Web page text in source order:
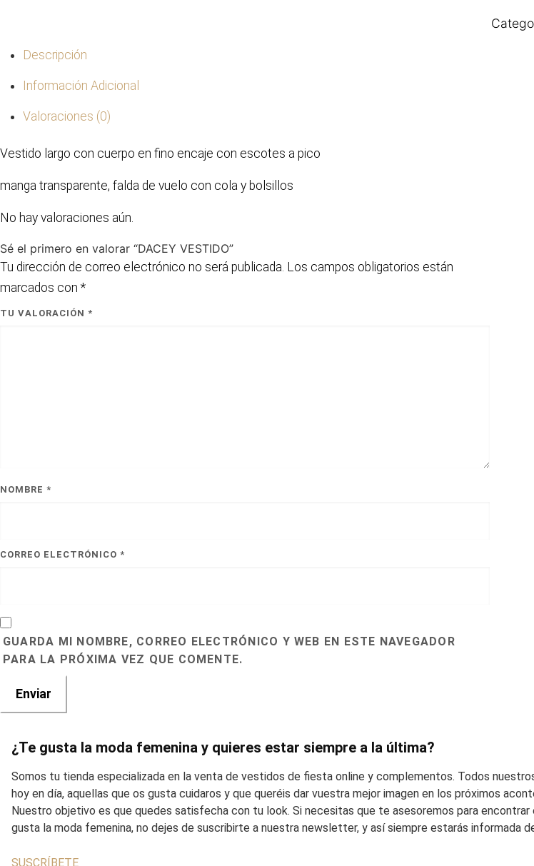
Descripción
Información Adicional
Valoraciones (0)
Vestido largo con cuerpo en fino encaje con escotes a pico
manga transparente, falda de vuelo con cola y bolsillos
No hay valoraciones aún.
Sé el primero en valorar “DACEY VESTIDO”
Tu dirección de correo electrónico no será publicada. Los campos obligatorios están
marcados con *
TU VALORACIÓN *
NOMBRE *
CORREO ELECTRÓNICO *
GUARDA MI NOMBRE, CORREO ELECTRÓNICO Y WEB EN ESTE NAVEGADOR
PARA LA PRÓXIMA VEZ QUE COMENTE.
¿Te gusta la moda femenina y quieres estar siempre a la última?
Somos tu tienda especializada en la venta de vestidos de fiesta online y complementos. Todos
hoy en día, aquellas que os gusta cuidaros y que queréis dar vuestra mejor imagen en los próximos
Nuestro objetivo es que quedes satisfecha con tu look. Si necesitas que te asesoremos para
gusta la moda femenina, no dejes de suscribirte a nuestra newsletter, y así siempre estarás informada
SUSCRÍBETE